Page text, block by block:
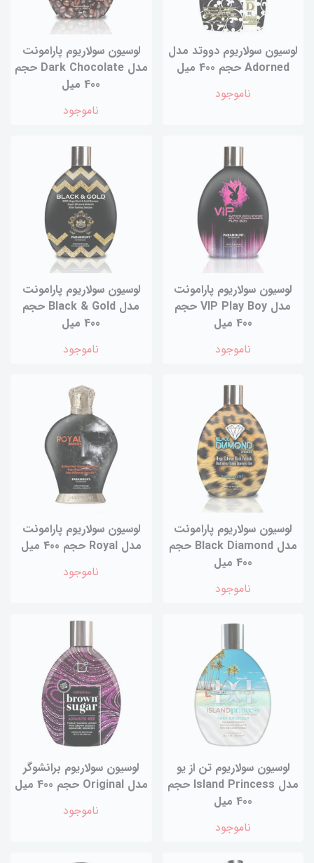
لوسیون سولاریوم دووتد مدل
Adorned حجم 400 میل
ناموجود
لوسیون سولاریوم پارامونت
مدل Dark Chocolate حجم
400 میل
ناموجود
لوسیون سولاریوم پارامونت
مدل VIP Play Boy حجم
400 میل
ناموجود
لوسیون سولاریوم پارامونت
مدل Black & Gold حجم
400 میل
ناموجود
لوسیون سولاریوم پارامونت
مدل Black Diamond حجم
400 میل
ناموجود
لوسیون سولاریوم پارامونت
مدل Royal حجم 400 میل
ناموجود
لوسیون سولاریوم تن از یو
مدل Island Princess حجم
400 میل
ناموجود
لوسیون سولاریوم برانشوگر
مدل Original حجم 400 میل
ناموجود